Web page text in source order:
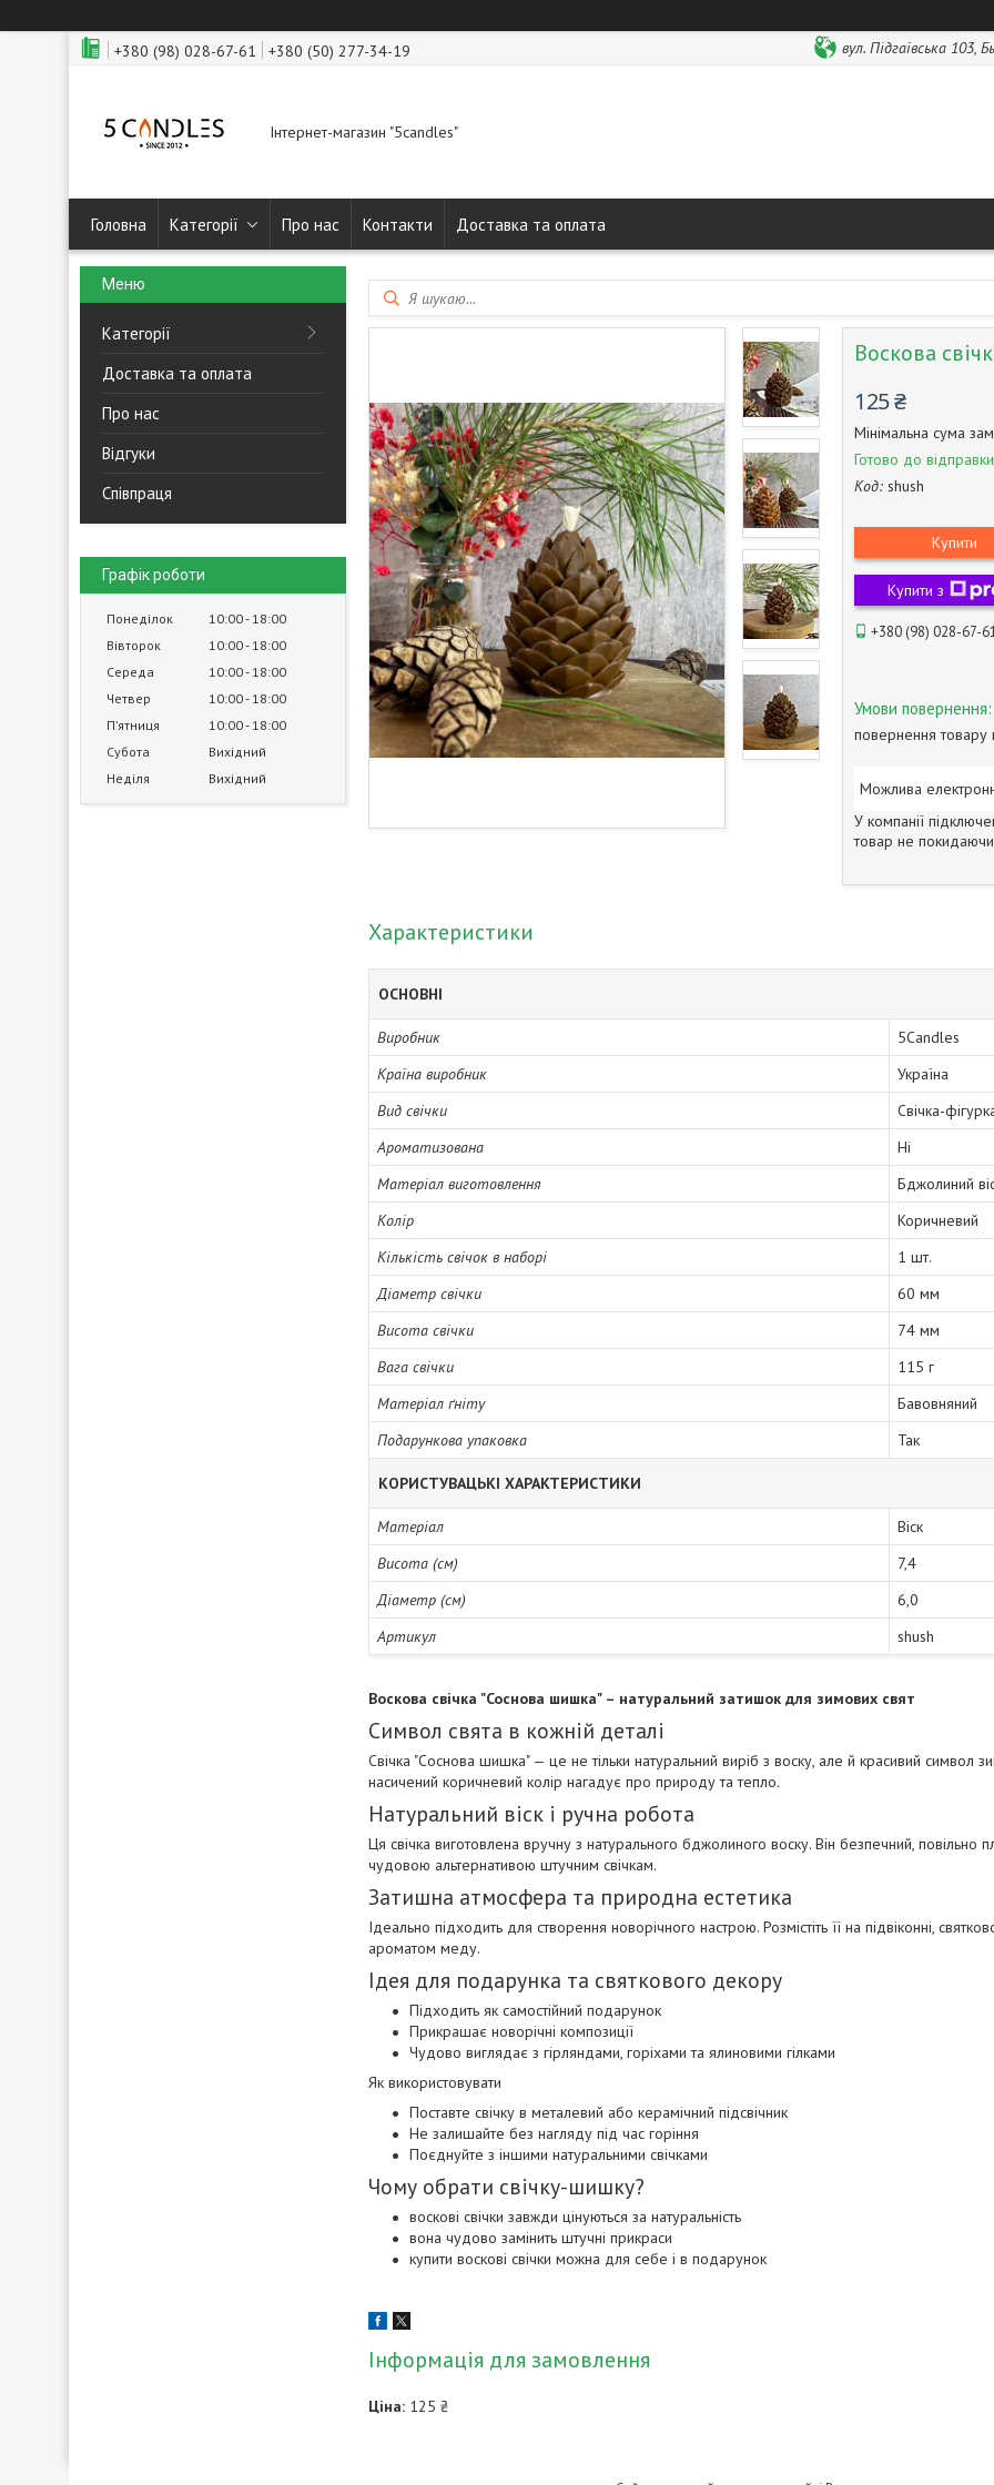
+380 (98) 028-67-61 +380 (50) 277-34-19 вул. Підгаївська 103,
Інтернет-магазин "5candles"
Головна Категорії Про нас Контакти Доставка та оплата
Категорії
Доставка та оплата
Про нас
Відгуки
Співпраця
Графік роботи
Понеділок 10:00 18:00
Вівторок
10:00 18:00
Середа
10:00 18:00
Четвер
10:00 18:00
Пʼятниця
10:00 18:00
Субота
Вихідний
Неділя
Вихідний
Воскова
125 ₴
Мінімальна сума
Готово до відправки
Код: shush
Купити
Купити з
+380 (98) 028-67-
повернення
У компанії
товар не покидаючи
Характеристики
ОСНОВНІ
Виробник
5Candles
Країна виробник
Україна
Вид свічки
Свічка-
Ароматизована
Ні
Матеріал виготовлення
Бджолиний
Колір
Коричневий
Кількість свічок в наборі
1 шт.
Діаметр свічки
60 мм
Висота свічки
74 мм
Вага свічки
115 г
Матеріал ґніту
Бавовняний
Подарункова упаковка
Так
КОРИСТУВАЦЬКІ ХАРАКТЕРИСТИКИ
Матеріал
Віск
Висота (см)
7,4
Діаметр (см)
6,0
Артикул
shush
Воскова свічка "Соснова шишка" – натуральний затишок для зимових свят
Символ свята в кожній деталі
Свічка "Соснова шишка" — це не тільки натуральний виріб з воску, але й красивий
насичений коричневий колір нагадує про природу та тепло.
Натуральний віск і ручна робота
Ця свічка виготовлена вручну з натурального бджолиного воску. Він безпечний,
чудовою альтернативою штучним свічкам.
Затишна атмосфера та природна естетика
Ідеально підходить для створення новорічного настрою. Розмістіть її на підвіконні,
ароматом меду.
Ідея для подарунка та святкового декору
Підходить як самостійний подарунок
Прикрашає новорічні композиції
Чудово виглядає з гірляндами, горіхами та ялиновими гілками
Як використовувати
Поставте свічку в металевий або керамічний підсвічник
Не залишайте без нагляду під час горіння
Поєднуйте з іншими натуральними свічками
Чому обрати свічку-шишку?
воскові свічки завжди цінуються за натуральність
вона чудово замінить штучні прикраси
купити воскові свічки можна для себе і в подарунок
Інформація для замовлення
Ціна: 125 ₴